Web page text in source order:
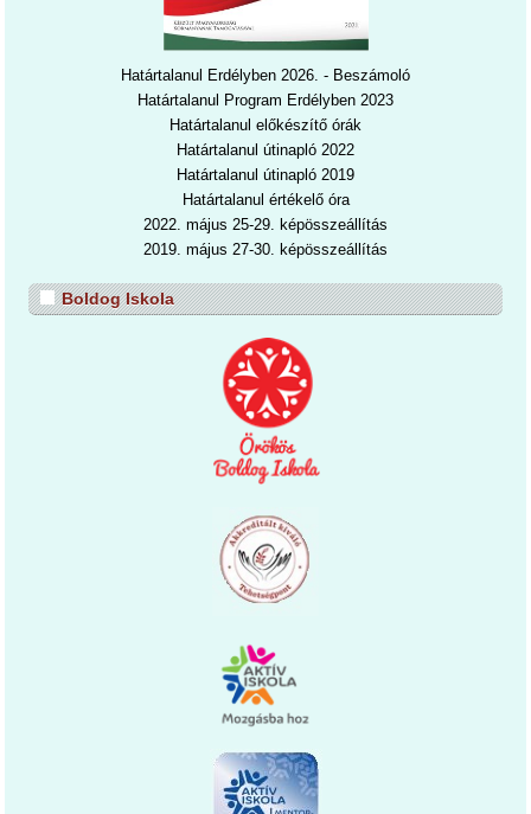
Határtalanul Erdélyben 2026. - Beszámoló
Határtalanul Program Erdélyben 2023
Határtalanul előkészítő órák
Határtalanul útinapló 2022
Határtalanul útinapl ó 2019
Határtalanul értékelő óra
2022. május 25-29. képösszeállítás
2019. május 27-30. képösszeállítás
Boldog Iskola